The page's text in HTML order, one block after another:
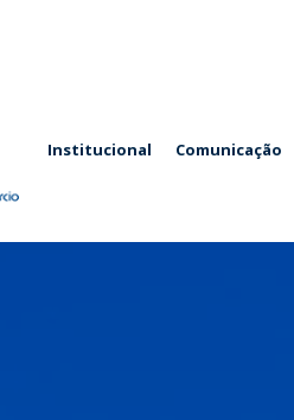
Institucional Comunicação